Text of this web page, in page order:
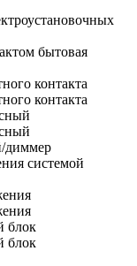
бытовая
контакта
контакта
диммер
системой
блок
блок